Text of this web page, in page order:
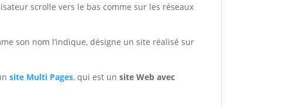
scrolle vers le bas comme sur les réseaux
son nom l’indique, désigne un site réalisé sur
site Multi Pages, qui est unsite Web avec